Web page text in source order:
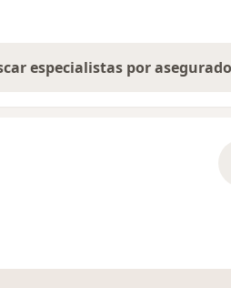
especialistas por